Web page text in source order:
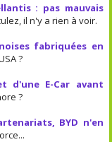
: pas mauvais
il n'y a rien à voir.
fabriquées en
?
d'une E-Car avant
?
BYD n'en